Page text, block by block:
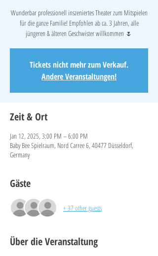
Wunderbar professionell inszeniertes Theater zum Mitspielen
für die ganze Familie! Empfohlen ab ca. 3 Jahren, alle
jüngeren & älteren Geschwister willkommen 🌷
Tickets nicht mehr zum Verkauf.
Andere Veranstaltungen!
Zeit & Ort
Jan 12, 2025, 3:00 PM – 6:00 PM
Baby Bee Spielraum, Nord Carree 6, 40477 Düsseldorf,
Germany
Gäste
+ 37 other guests
Über die Veranstaltung